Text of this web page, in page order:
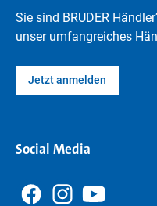
Sie sind BRUDER
unser umfangreiches
Jetzt anmelden
Social Media